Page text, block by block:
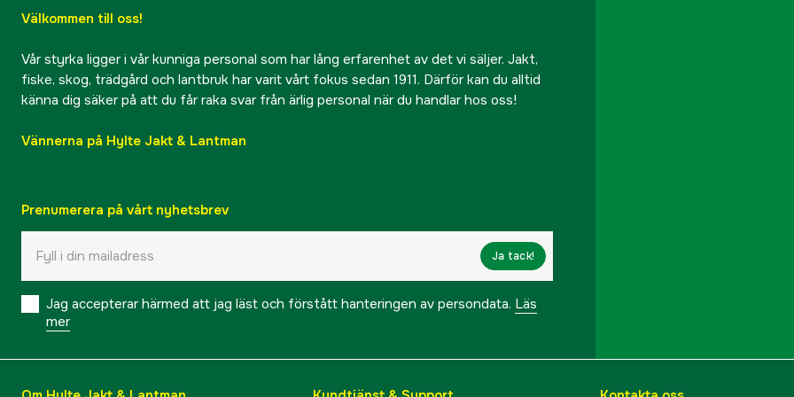
Välkommen till oss!
Vår styrka ligger i vår kunniga personal som har lång erfarenhet av det vi säljer. Jakt,
fiske, skog, trädgård och lantbruk har varit vårt fokus sedan 1911. Därför kan du alltid
känna dig säker på att du får raka svar från ärlig personal när du handlar hos oss!
Vännerna på Hylte Jakt & Lantman
Prenumerera på vårt nyhetsbrev
Ja tack!
Jag accepterar härmed att jag läst och förstått hanteringen av persondata. Läs
mer